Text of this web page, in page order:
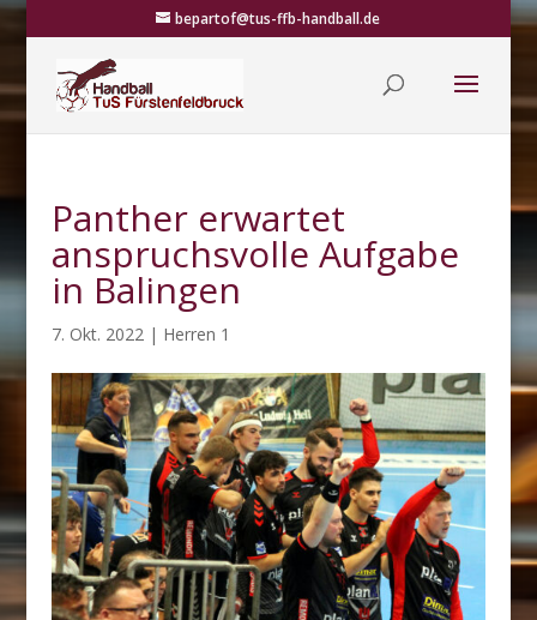
bepartof@tus-ffb-handball.de
Panther erwartet
anspruchsvolle Aufgabe
in Balingen
7. Okt. 2022| Herren 1